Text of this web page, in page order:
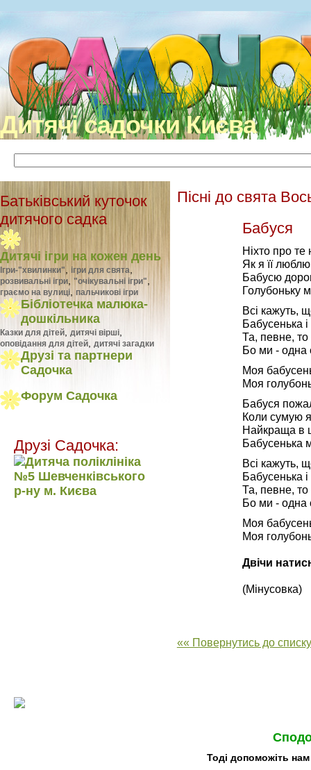
Дитячі садочки Києва
Батьківський куточок
дитячого садка
Дитячі ігри на кожен день
Ігри-"хвилинки" ігри для свята
розвивальні ігри "очікувальні ігри"
граємо на вулиці пальчикові ігри
Бібліотечка малюка-
дошкільника
Казки для дітей дитячі вірші
оповідання для дітей дитячі загадки
Друзі та партнери
Садочка
Форум Садочка
Друзі Садочка:
Пісні до свята
Бабуся
Ніхто про те
Як я її люблю
Бабусю
Голубоньку
Всі кажуть,
Бабусенька і
Та, певне,
Бо ми - одна
Моя
Моя
Бабуся
Коли сумую
Найкраща в
Бабусенька
Всі кажуть,
Бабусенька і
Та, певне,
Бо ми - одна
Моя
Моя
Двічи
(Мінусовка)
«« Повернутись до
Тоді допоможіть